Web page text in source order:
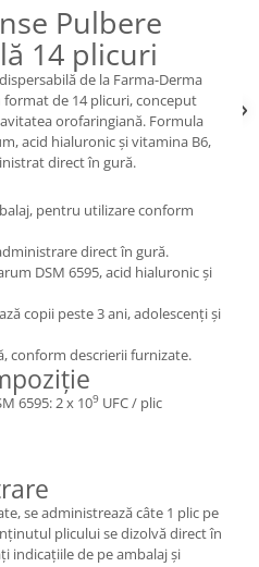
Pulbere
14 plicuri
de la Farma-Derma
de 14 plicuri, conceput
orofaringiană. Formula
acid hialuronic și vitamina B6,
direct în gură.
pentru utilizare conform
direct în gură.
DSM 6595, acid hialuronic și
copii peste 3 ani, adolescenți și
conform descrierii furnizate.
6595: 2 x 109 UFC / plic
se administrează câte 1 plic pe
plicului se dizolvă direct în
indicațiile de pe ambalaj și